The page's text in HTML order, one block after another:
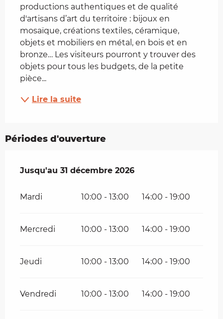
productions authentiques et de qualité
d'artisans d’art du territoire : bijoux en
mosaïque, créations textiles, céramique,
objets et mobiliers en métal, en bois et en
bronze… Les visiteurs pourront y trouver des
objets pour tous les budgets, de la petite
pièce...
Lire la suite
Périodes d'ouverture
Du16 avril 2026au 31 décembre 2026
Jusqu'au 31 décembre 2026
Mardi 10:00 - 13:00 14:00 - 19:00
Mercredi 10:00 - 13:00 14:00 - 19:00
Jeudi 10:00 - 13:00 14:00 - 19:00
Vendredi 10:00 - 13:00 14:00 - 19:00